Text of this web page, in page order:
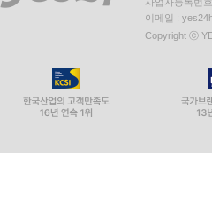
이메일 :
Copyright ⓒ